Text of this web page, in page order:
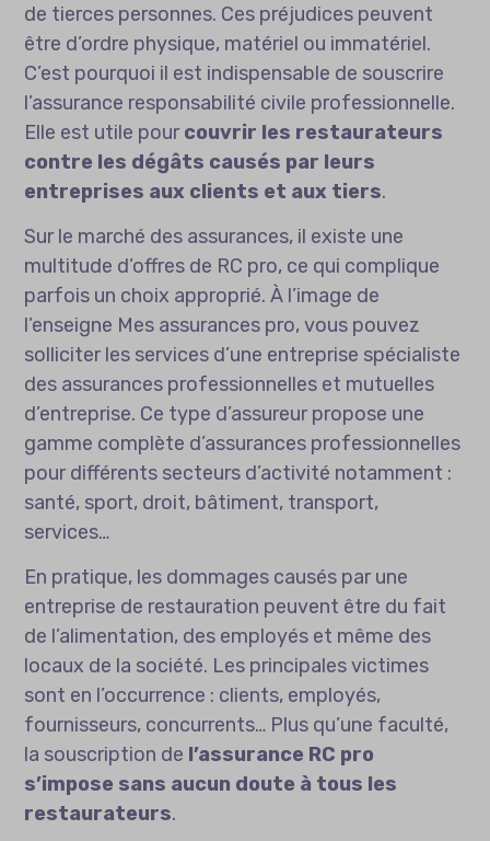
de tierces personnes. Ces préjudices peuvent
être d’ordre physique, matériel ou immatériel.
C’est pourquoi il est indispensable de souscrire
l’assurance responsabilité civile professionnelle.
Elle est utile pourcouvrir les restaurateurs
contre les dégâts causés par leurs
entreprises aux clients et aux tiers.
Sur le marché des assurances, il existe une
multitude d’offres de RC pro, ce qui complique
parfois un choix approprié. À l’image de
l’enseigne Mes assurances pro, vous pouvez
solliciter les services d’une entreprise spécialiste
des assurances professionnelles et mutuelles
d’entreprise. Ce type d’assureur propose une
gamme complète d’assurances professionnelles
pour différents secteurs d’activité notamment :
santé, sport, droit, bâtiment, transport,
services…
En pratique, les dommages causés par une
entreprise de restauration peuvent être du fait
de l’alimentation, des employés et même des
locaux de la société. Les principales victimes
sont en l’occurrence : clients, employés,
fournisseurs, concurrents… Plus qu’une faculté,
la souscription de l’assurance RC pro
s’impose sans aucun doute à tous les
restaurateurs.